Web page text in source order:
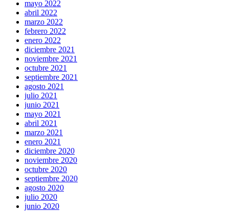
mayo 2022
abril 2022
marzo 2022
febrero 2022
enero 2022
diciembre 2021
noviembre 2021
octubre 2021
septiembre 2021
agosto 2021
julio 2021
junio 2021
mayo 2021
abril 2021
marzo 2021
enero 2021
diciembre 2020
noviembre 2020
octubre 2020
septiembre 2020
agosto 2020
julio 2020
junio 2020